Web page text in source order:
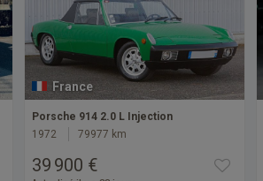
France
Porsche 914 2.0 L Injection
1972
79977 km
39 900 €